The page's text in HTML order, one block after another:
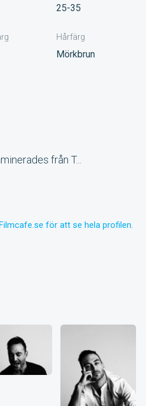
25-35
Hårfärg
Mörkbrun
från T...
för att se hela profilen.